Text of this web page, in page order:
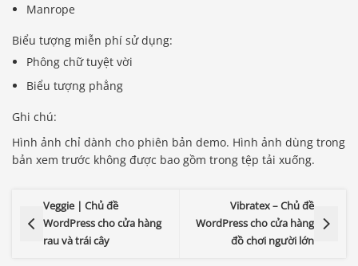
Manrope
Biểu tượng miễn phí sử dụng:
Phông chữ tuyệt vời
Biểu tượng phẳng
Ghi chú:
Hình ảnh chỉ dành cho phiên bản demo. Hình ảnh dùng trong
bản xem trước không được bao gồm trong tệp tải xuống.
Veggie | Chủ đề
WordPress cho cửa hàng
rau và trái cây
Vibratex – Chủ đề
WordPress cho cửa hàng
đồ chơi người lớn